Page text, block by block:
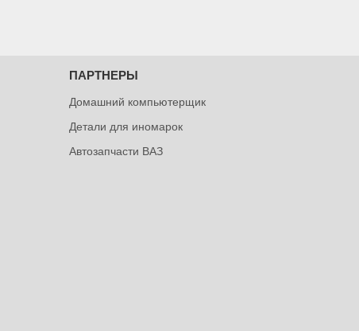
ПАРТНЕРЫ
Домашний компьютерщик
Детали для иномарок
Автозапчасти ВАЗ